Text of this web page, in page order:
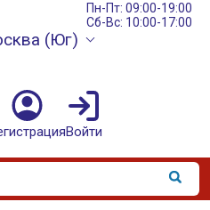
Пн-Пт: 09:00-19:00
Сб-Вс: 10:00-17:00
(Юг)
Войти